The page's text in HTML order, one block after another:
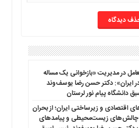
دیدگاه
در مدیریت «بازخوانی یک مساله
در ایران»: دکتر حسن رضا یوسف‌وند
دانشگاه پیام نور لرستان
اقتصادی و زیرساختی ایران؛ از بحران
چالش‌های زیست‌محیطی و پیامدهای